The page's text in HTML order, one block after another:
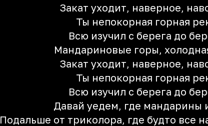
Закат уходит, наверное,
Ты непокорная горная
Всю изучил с берега до
Мандариновые горы,
Закат уходит, наверное,
Ты непокорная горная
Всю изучил с берега до
Давай уедем, где мандарины
Подальше от триколора, где будто все